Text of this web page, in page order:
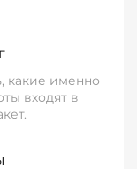
какие именно
входят в